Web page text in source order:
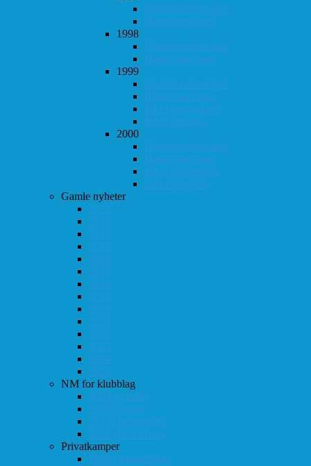
Klubbmesterskapet
Høstturneringen
1998
Klubbmesterskapet
Høstturneringen
1999
Klubbmesterskapet
Høstturneringen
KM i hurtigsjakk
KM i lynsjakk
2000
Klubbmesterskapet
Høstturneringen
KM i hurtigsjakk
KM i lynsjakk
Gamle nyheter
2012
2013
2014
2015
2016
2017
2018
2019
2020
2021
2022
2023
2024
2025
NM for klubblag
2003 (Asker)
2008 (Oslo)
2010 (Drammen)
2025 (Drammen)
Privatkamper
1998 (Akademisk)